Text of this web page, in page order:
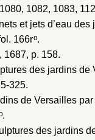
1082, 1083,
et jets d’eau des
166ro.
1687, p. 158.
des jardins de
325.
de Versailles
.
des jardins